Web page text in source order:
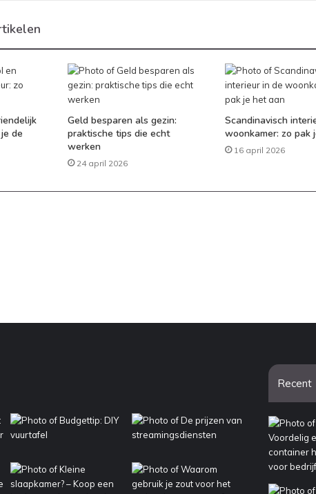
de
Geld besparen als gezin:
praktische tips die echt
werken
24 april 2026
Scandinavisch
woonkamer: zo pak
16 april 2026
Recent